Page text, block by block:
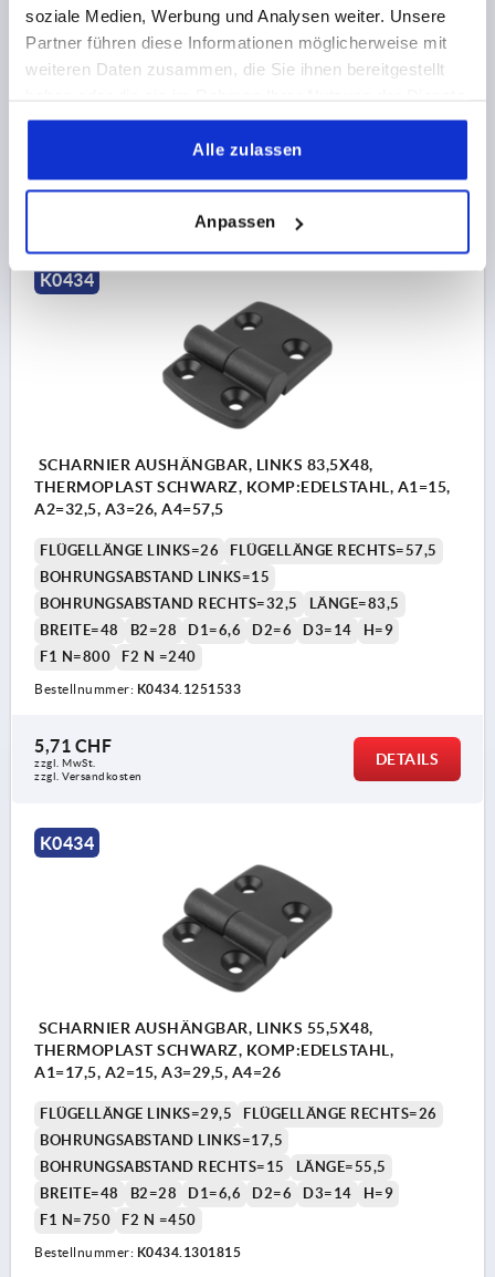
soziale Medien, Werbung und Analysen weiter. Unsere
Partner führen diese Informationen möglicherweise mit
weiteren Daten zusammen, die Sie ihnen bereitgestellt
gesammelt haben.
Alle zulassen
Anpassen
BOHRUNGSABSTAND LINKS=15
BOHRUNGSABSTAND RECHTS=27,5
LÄNGE=74,5
BREITE=48
B2=28 D1=6,6 D2=6 D3=14
H=9
Bestellnummer:K0434.1251528
5,64 CHF
DETAILS
K0434
SCHARNIER AUSHÄNGBAR, LINKS 83,5X48,
THERMOPLAST SCHWARZ, KOMP:EDELSTAHL, A1=15,
A2=32,5, A3=26, A4=57,5
FLÜGELLÄNGE LINKS=26
FLÜGELLÄNGE RECHTS=57,5
BOHRUNGSABSTAND LINKS=15
BOHRUNGSABSTAND RECHTS=32,5
LÄNGE=83,5
BREITE=48
B2=28 D1=6,6 D2=6 D3=14
H=9
F1 N=800
F2 N =240
Bestellnummer: K0434.1251533
5,71 CHF
zzgl. MwSt.
zzgl. Versandkosten
DETAILS
K0434
SCHARNIER AUSHÄNGBAR, LINKS 55,5X48,
THERMOPLAST SCHWARZ, KOMP:EDELSTAHL,
A1=17,5, A2=15, A3=29,5, A4=26
FLÜGELLÄNGE LINKS=29,5
FLÜGELLÄNGE RECHTS=26
BOHRUNGSABSTAND LINKS=17,5
BOHRUNGSABSTAND RECHTS=15
LÄNGE=55,5
BREITE=48
B2=28 D1=6,6 D2=6 D3=14
H=9
F1 N=750
F2 N =450
Bestellnummer: K0434.1301815